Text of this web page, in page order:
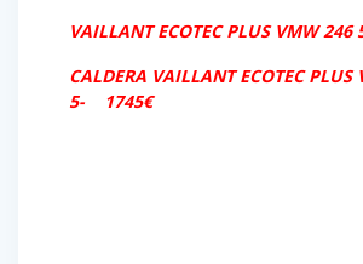
VAILLANT ECOTEC PLUS VMW
CALDERA VAILLANT ECOTEC PLUS
5- 1745€